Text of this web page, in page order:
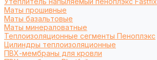
Маты прошивные
Маты базальтовые
Маты минераловатные
Теплоизоляционные сегменты Пеноплэкс
Цилиндры теплоизоляционные
ПВХ-мембраны для кровли